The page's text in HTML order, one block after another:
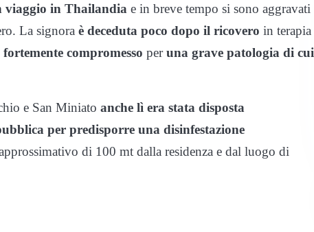
viaggio in Thailandia e in breve tempo si sono aggravati
La signora è deceduta poco dopo il ricovero in terapia
compromesso peruna grave patologia di cui
e San Miniato anche lì era stata disposta
per predisporre una disinfestazione
di 100 mt dalla residenza e dal luogo di